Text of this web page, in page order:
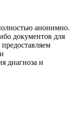
анонимно.
документов для
диагноза и